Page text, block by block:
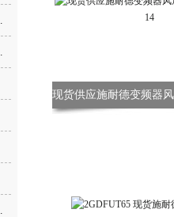
点解析
的优点
质量？